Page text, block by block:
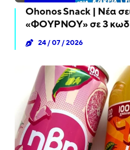
Ohonos Snack | Νέα
«ΦΟΥΡΝΟΥ» σε 3
24 / 07 / 2026